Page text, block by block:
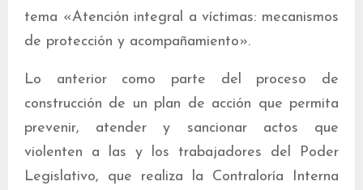
tema «Atención integral a víctimas: mecanismos
de protección y acompañamiento».
Lo anterior como parte del proceso de
construcción de un plan de acción que permita
prevenir, atender y sancionar actos que
violenten a las y los trabajadores del Poder
Legislativo, que realiza la Contraloría Interna